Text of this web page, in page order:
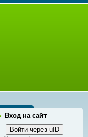
Вход на сайт
Войти через uID